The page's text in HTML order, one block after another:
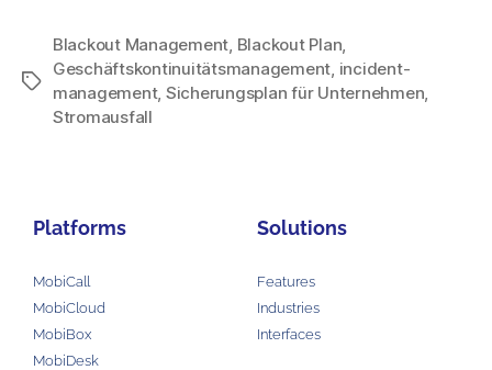
Blackout Management, Blackout Plan,
Geschäftskontinuitätsmanagement, incident-
management, Sicherungsplan für Unternehmen,
Stromausfall
Platforms
MobiCall
MobiCloud
MobiBox
MobiDesk
Solutions
Features
Industries
Interfaces